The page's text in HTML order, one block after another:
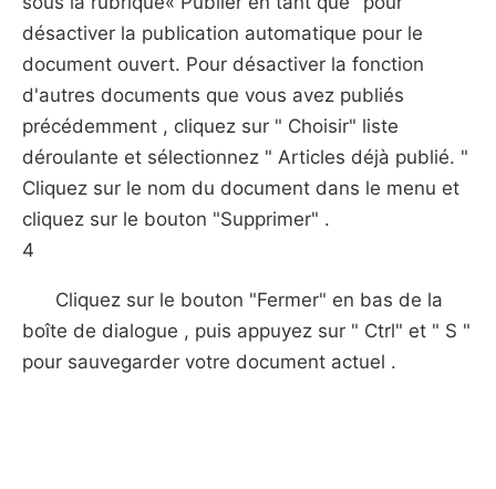
désactiver la publication automatique pour le
document ouvert. Pour désactiver la fonction
d'autres documents que vous avez publiés
précédemment , cliquez sur " Choisir" liste
déroulante et sélectionnez " Articles déjà publié. "
Cliquez sur le nom du document dans le menu et
cliquez sur le bouton "Supprimer" .
4
Cliquez sur le bouton "Fermer" en bas de la
boîte de dialogue , puis appuyez sur " Ctrl" et " S "
pour sauvegarder votre document actuel .